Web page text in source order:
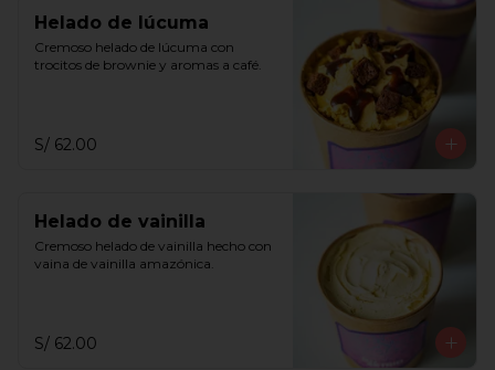
Helado de lúcuma
Cremoso helado de lúcuma con
trocitos de brownie y aromas a café.
S/ 62.00
Helado de vainilla
Cremoso helado de vainilla hecho con
vaina de vainilla amazónica.
S/ 62.00